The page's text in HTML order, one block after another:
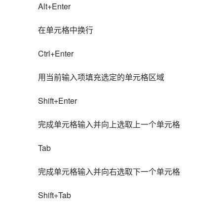
Alt+Enter
在单元格中换行
Ctrl+Enter
用当前输入项填充选定的单元格区域
Shift+Enter
完成单元格输入并向上选取上一个单元格
Tab
完成单元格输入并向右选取下一个单元格
Shift+Tab